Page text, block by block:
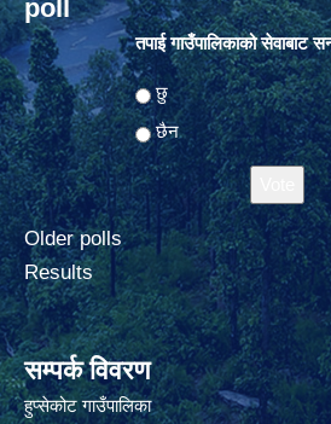
poll
तपाई गाउँपालिकाको सेवाबाट
Choices
छु
छैन
Older polls
Results
सम्पर्क विवरण
हुप्सेकोट गाउँपालिका